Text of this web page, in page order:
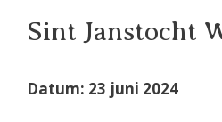
Sint Janstocht
Datum: 23 juni 2024